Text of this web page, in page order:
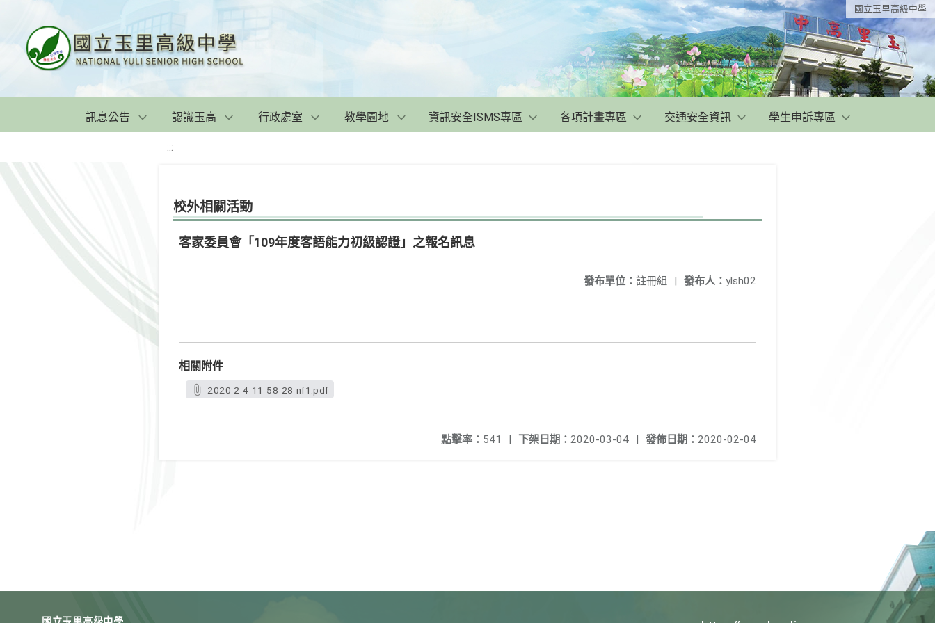
國立玉里高級中學
訊息公告 認識玉高 行政處室 教學園地 資訊安全ISMS專區 各項計畫專區 交通安全資訊 學生申訴專區
:::
校外相關活動
客家委員會「109年度客語能力初級認證」之報名訊息
發布人： ylsh02
發布單位： 註冊組 |
相關附件
2020-2-4-11-58-28-nf1.pdf
發佈日期： 2020-02-04
下架日期： 2020-03-04 |
點擊率： 541 |